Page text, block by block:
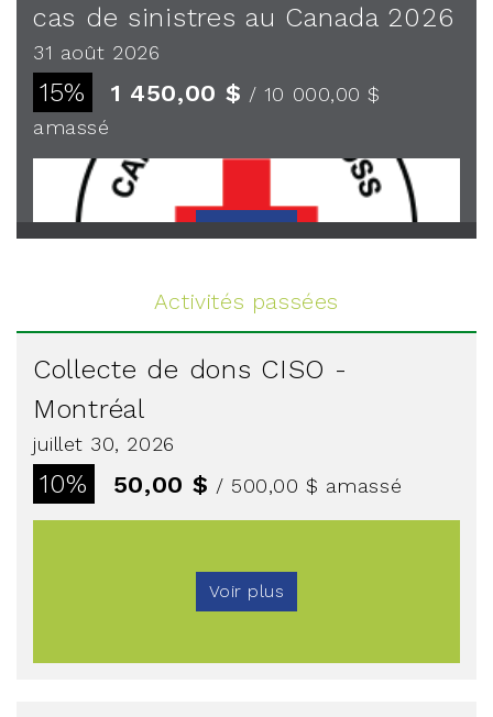
cas de sinistres au Canada 2026
31 août 2026
15% 1 450,00 $ / 10 000,00 $
amassé
Activités passées
Collecte de dons CISO -
Montréal
juillet 30, 2026
10% 50,00 $ / 500,00 $ amassé
Voir plus